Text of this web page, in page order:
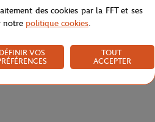
des cookies par la FFT et ses
notre politique cookies.
DÉFINIR VOS
TOUT
ACCEPTER